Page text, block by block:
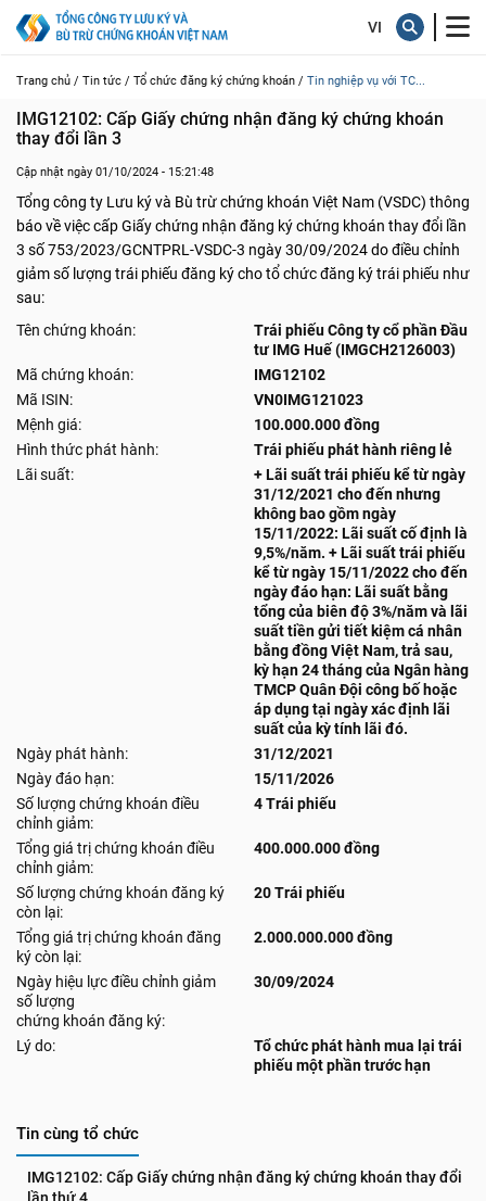
Trang chủ / Tin tức / Tổ chức đăng ký chứng khoán / Tin nghiệp vụ với TC...
IMG12102: Cấp Giấy chứng nhận đăng ký chứng khoán
thay đổi lần 3
Cập nhật ngày 01/10/2024 - 15:21:48
Tổng công ty Lưu ký và Bù trừ chứng khoán Việt Nam (VSDC) thông
báo về việc cấp Giấy chứng nhận đăng ký chứng khoán thay đổi lần
3 số 753/2023/GCNTPRL-VSDC-3 ngày 30/09/2024 do điều chỉnh
giảm số lượng trái phiếu đăng ký cho tổ chức đăng ký trái phiếu như
sau:
Tên chứng khoán:
Trái phiếu Công ty cổ phần Đầu
tư IMG Huế (IMGCH2126003)
Mã chứng khoán:
IMG12102
Mã ISIN:
VN0IMG121023
Mệnh giá:
100.000.000 đồng
Hình thức phát hành:
Trái phiếu phát hành riêng lẻ
Lãi suất:
+ Lãi suất trái phiếu kể từ ngày
31/12/2021 cho đến nhưng
không bao gồm ngày
15/11/2022: Lãi suất cố định là
9,5%/năm. + Lãi suất trái phiếu
kể từ ngày 15/11/2022 cho đến
ngày đáo hạn: Lãi suất bằng
tổng của biên độ 3%/năm và lãi
suất tiền gửi tiết kiệm cá nhân
bằng đồng Việt Nam, trả sau,
kỳ hạn 24 tháng của Ngân hàng
TMCP Quân Đội công bố hoặc
áp dụng tại ngày xác định lãi
suất của kỳ tính lãi đó.
Ngày phát hành:
31/12/2021
Ngày đáo hạn:
15/11/2026
Số lượng chứng khoán điều
chỉnh giảm:
4 Trái phiếu
Tổng giá trị chứng khoán điều
chỉnh giảm:
400.000.000 đồng
Số lượng chứng khoán đăng ký
còn lại:
20 Trái phiếu
Tổng giá trị chứng khoán đăng
ký còn lại:
2.000.000.000 đồng
Ngày hiệu lực điều chỉnh giảm
số lượng
chứng khoán đăng ký:
30/09/2024
Lý do:
Tổ chức phát hành mua lại trái
phiếu một phần trước hạn
Tin cùng tổ chức
IMG12102: Cấp Giấy chứng nhận đăng ký chứng khoán thay đổi